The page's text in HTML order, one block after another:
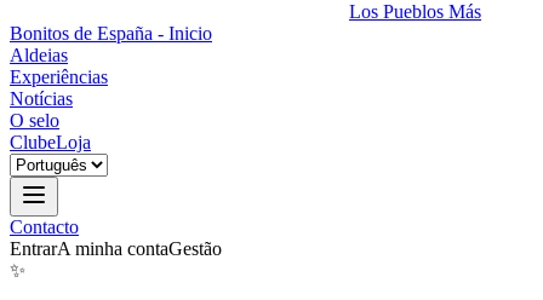
Los Pueblos Más
Bonitos de España - Inicio
Aldeias
Experiências
Notícias
O selo
ClubeLoja
Contacto
EntrarA minha contaGestão
✨